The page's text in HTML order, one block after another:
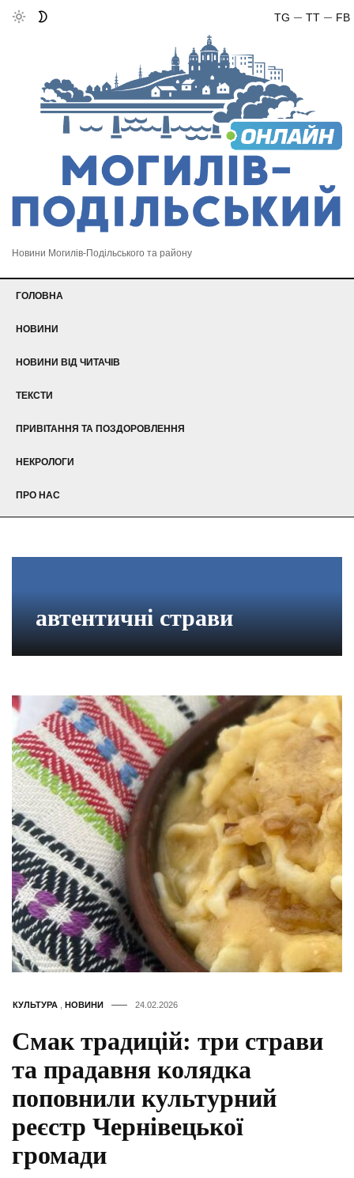
FB
TT
TG
Новини Могилів-Подільського та району
ГОЛОВНА
НОВИНИ
НОВИНИ ВІД ЧИТАЧІВ
ТЕКСТИ
ПРИВІТАННЯ ТА ПОЗДОРОВЛЕННЯ
НЕКРОЛОГИ
ПРО НАС
автентичні страви
КУЛЬТУРА НОВИНИ 24.02.2026
Смак традицій: три страви
та прадавня колядка
поповнили культурний
реєстр Чернівецької
громади